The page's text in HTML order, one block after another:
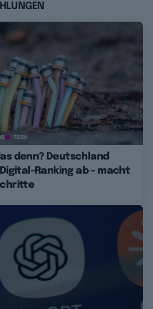
TECH
denn? Deutschland
Ranking ab – macht